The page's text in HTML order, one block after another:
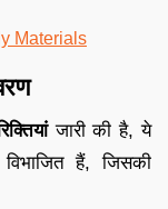
Materials
जारी की है, ये
विभाजित हैं, जिसकी